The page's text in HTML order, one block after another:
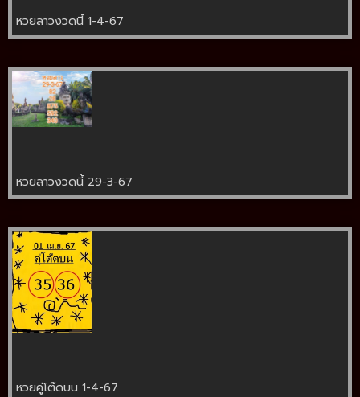
หวยลาวงวดนี้ 1-4-67
หวยลาวงวดนี้ 29-3-67
หวยคู่โต๊ดบน 1-4-67